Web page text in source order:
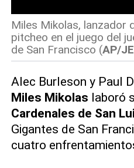
Miles Mikolas, lanzador
pitcheo en el juego del
de San Francisco (AP/
Alec Burleson y Paul
Miles Mikolas laboró
Cardenales de San
Gigantes de San
cuatro